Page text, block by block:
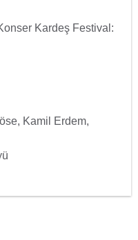
Kardeş Festival:
Kamil Erdem,